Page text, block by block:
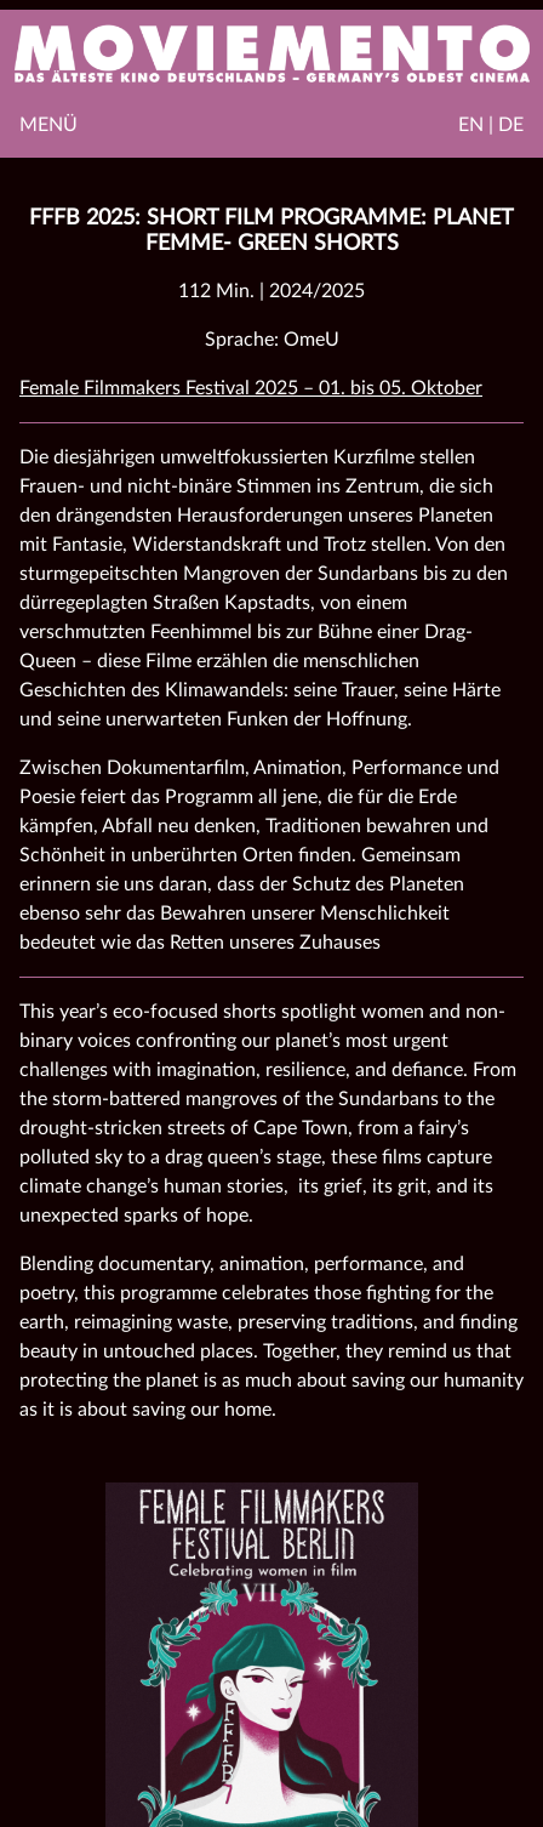
EN | DE
MENÜ
FFFB 2025: SHORT FILM PROGRAMME: PLANET
FEMME- GREEN SHORTS
112 Min. | 2024/2025
Sprache: OmeU
Female Filmmakers Festival 2025 – 01. bis 05. Oktober
Die diesjährigen umweltfokussierten Kurzfilme stellen
Frauen- und nicht-binäre Stimmen ins Zentrum, die sich
den drängendsten Herausforderungen unseres Planeten
mit Fantasie, Widerstandskraft und Trotz stellen. Von den
sturmgepeitschten Mangroven der Sundarbans bis zu den
dürregeplagten Straßen Kapstadts, von einem
verschmutzten Feenhimmel bis zur Bühne einer Drag-
Queen – diese Filme erzählen die menschlichen
Geschichten des Klimawandels: seine Trauer, seine Härte
und seine unerwarteten Funken der Hoffnung.
Zwischen Dokumentarfilm, Animation, Performance und
Poesie feiert das Programm all jene, die für die Erde
kämpfen, Abfall neu denken, Traditionen bewahren und
Schönheit in unberührten Orten finden. Gemeinsam
erinnern sie uns daran, dass der Schutz des Planeten
ebenso sehr das Bewahren unserer Menschlichkeit
bedeutet wie das Retten unseres Zuhauses
This year’s eco-focused shorts spotlight women and non-
binary voices confronting our planet’s most urgent
challenges with imagination, resilience, and defiance. From
the storm-battered mangroves of the Sundarbans to the
drought-stricken streets of Cape Town, from a fairy’s
polluted sky to a drag queen’s stage, these films capture
climate change’s human stories, its grief, its grit, and its
unexpected sparks of hope.
Blending documentary, animation, performance, and
poetry, this programme celebrates those fighting for the
earth, reimagining waste, preserving traditions, and finding
beauty in untouched places. Together, they remind us that
protecting the planet is as much about saving our humanity
as it is about saving our home.